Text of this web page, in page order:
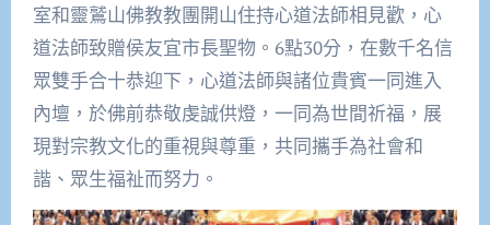
室和靈鷲山佛教教團開山住持心道法師相見歡，心
道法師致贈侯友宜市長聖物。6點30分，在數千名信
眾雙手合十恭迎下，心道法師與諸位貴賓一同進入
內壇，於佛前恭敬虔誠供燈，一同為世間祈福，展
現對宗教文化的重視與尊重，共同攜手為社會和
諧、眾生福祉而努力。